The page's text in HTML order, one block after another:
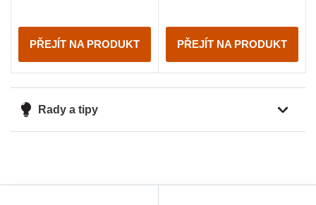
PŘEJÍT NA PRODUKT PŘEJÍT NA PRODUKT
Rady a tipy